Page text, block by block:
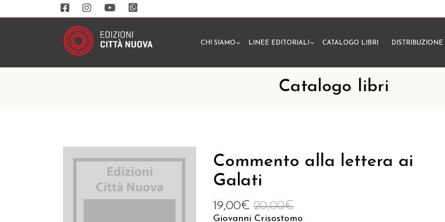
CHI SIAMO LINEE EDITORIALI CATALOGO LIBRI DISTRIBUZIONE
Catalogo libri
Commento alla lettera ai
Galati
20,00€
19,00€
Giovanni Crisostomo